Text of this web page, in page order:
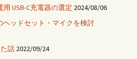
USB-C充電器の選定 2024/08/06
ヘッドセット・マイクを検討
話 2022/09/24